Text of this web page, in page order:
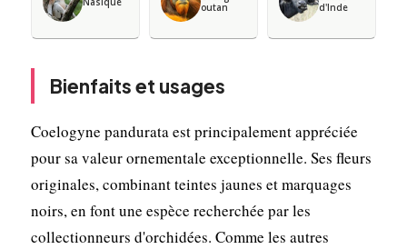
outan
d'Inde
Bienfaits et usages
Coelogyne pandurata est principalement appréciée
pour sa valeur ornementale exceptionnelle. Ses fleurs
originales, combinant teintes jaunes et marquages
noirs, en font une espèce recherchée par les
collectionneurs d'orchidées. Comme les autres